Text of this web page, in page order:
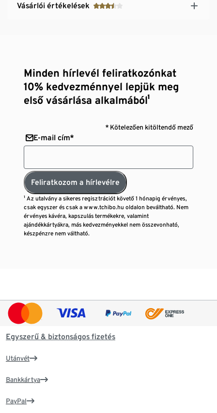
Vásárlói értékelések
Minden hírlevél feliratkozónkat
10% kedvezménnyel lepjük meg
első vásárlása alkalmából¹
* Kötelezően kitöltendő mező
E-mail cím*
Feliratkozom a hírlevélre
¹ Az utalvány a sikeres regisztrációt követő 1 hónapig érvényes,
csak egyszer és csak a www.tchibo.hu oldalon beváltható. Nem
érvényes kávéra, kapszulás termékekre, valamint
ajándékkártyákra, más kedvezményekkel nem összevonható,
készpénzre nem váltható.
Egyszerű & biztonságos fizetés
Utánvét
Bankkártya
PayPal